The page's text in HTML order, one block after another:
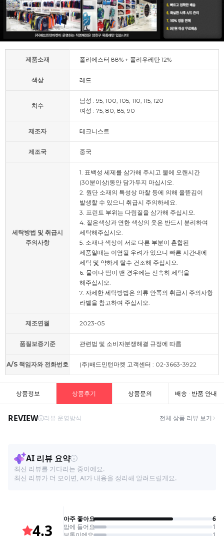
제품소재 폴리에스터 88% + 폴리우레탄 12%
색상 레드
치수
남성 : 95, 100, 105, 110, 115, 120
여성 : 75, 80, 85, 90
제조자 테크니스트
제조국 중국
세탁방법 및 취급시
주의사항
1. 표백성 세제를 삼가해 주시고 물에 오랜시간
(30분이상)동안 담가두지 마십시오.
2. 원단 소재의 특성상 마찰 등에 의해 올뜯김이
발생할 수 있으니 취급시 주의하세요.
3. 프린트 부위는 다림질을 삼가해 주십시오.
4. 짙은색상과 연한 색상의 옷은 반드시 분리하여
세탁해주십시오.
5. 소재나 색상이 서로 다른 부분이 혼합된
제품일때는 이염될 우려가 있으니 빠른 시간내에
세탁 및 약하게 탈수 건조해 주십시오.
6. 물이나 땀이 밴 경우에는 신속히 세탁을
해주십시오.
7. 자세한 세탁방법은 의류 안쪽의 취급시 주의사항
라벨을 참고하여 주십시오.
제조연월 2023-05
품질보증기준 관련법 및 소비자분쟁해결 규정에 따름
A/S 책임자와 전화번호 (주)배드민턴마켓 고객센터 : 02-3663-3922
상품정보 상품후기 상품문의 배송 · 반품 안내